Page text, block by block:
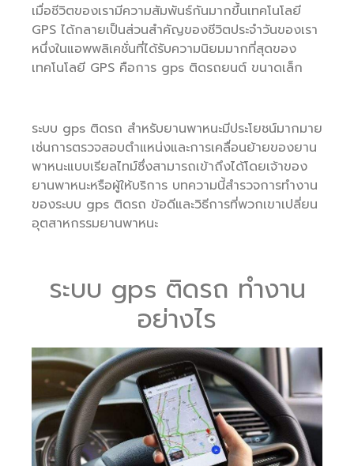
เมื่อชีวิตของเรามีความสัมพันธ์กันมากขึ้นเทคโนโลยี
GPS ได้กลายเป็นส่วนสำคัญของชีวิตประจำวันของเรา
หนึ่งในแอพพลิเคชั่นที่ได้รับความนิยมมากที่สุดของ
เทคโนโลยี GPS คือการ gps ติดรถยนต์ ขนาดเล็ก
ระบบ gps ติดรถ สำหรับยานพาหนะมีประโยชน์มากมาย
เช่นการตรวจสอบตำแหน่งและการเคลื่อนย้ายของยาน
พาหนะแบบเรียลไทม์ซึ่งสามารถเข้าถึงได้โดยเจ้าของ
ยานพาหนะหรือผู้ให้บริการ บทความนี้สำรวจการทำงาน
ของระบบ gps ติดรถ ข้อดีและวิธีการที่พวกเขาเปลี่ยน
อุตสาหกรรมยานพาหนะ
ระบบ gps ติดรถ ทำงาน
อย่างไร